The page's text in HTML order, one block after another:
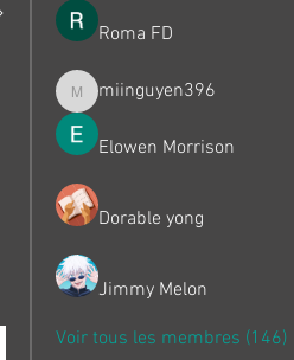
Roma FD
miinguyen396
miinguyen396
Elowen Morrison
Dorable yong
Jimmy Melon
Voir tous les membres (146)